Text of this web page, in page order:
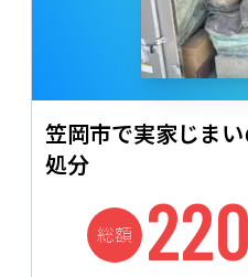
笠岡市で実家じま
処分
総額